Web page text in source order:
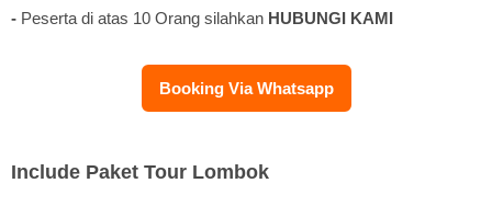
- Peserta di atas 10 Orang silahkan HUBUNGI KAMI
Booking Via Whatsapp
Include Paket Tour Lombok